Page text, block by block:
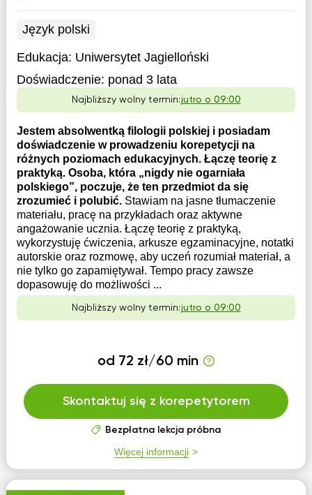
Język polski
Edukacja: Uniwersytet Jagielloński
Doświadczenie: ponad 3 lata
Najbliższy wolny termin:jutro o 09:00
Jestem absolwentką filologii polskiej i posiadam
doświadczenie w prowadzeniu korepetycji na
różnych poziomach edukacyjnych. Łączę teorię z
praktyką. Osoba, która „nigdy nie ogarniała
polskiego”, poczuje, że ten przedmiot da się
zrozumieć i polubić. Stawiam na jasne tłumaczenie
materiału, pracę na przykładach oraz aktywne
angażowanie ucznia. Łączę teorię z praktyką,
wykorzystuję ćwiczenia, arkusze egzaminacyjne, notatki
autorskie oraz rozmowę, aby uczeń rozumiał materiał, a
nie tylko go zapamiętywał. Tempo pracy zawsze
dopasowuję do możliwości ...
Najbliższy wolny termin:jutro o 09:00
od 72 zł/60 min
Skontaktuj się z korepetytorem
Bezpłatna lekcja próbna
Więcej informacji